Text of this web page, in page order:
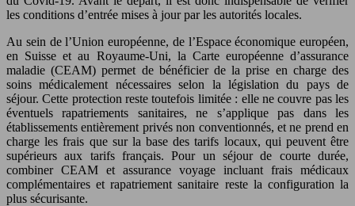
les conditions d’entrée mises à jour par les autorités locales.
Au sein de l’Union européenne, de l’Espace économique européen,
en Suisse et au Royaume-Uni, la Carte européenne d’assurance
maladie (CEAM) permet de bénéficier de la prise en charge des
soins médicalement nécessaires selon la législation du pays de
séjour. Cette protection reste toutefois limitée : elle ne couvre pas les
éventuels rapatriements sanitaires, ne s’applique pas dans les
établissements entièrement privés non conventionnés, et ne prend en
charge les frais que sur la base des tarifs locaux, qui peuvent être
supérieurs aux tarifs français. Pour un séjour de courte durée,
combiner CEAM et assurance voyage incluant frais médicaux
complémentaires et rapatriement sanitaire reste la configuration la
plus sécurisante.